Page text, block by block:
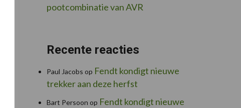
pootcombinatie van AVR
Recente reacties
Paul Jacobs op Fendt kondigt nieuwe
trekker aan deze herfst
Bart Persoon op Fendt kondigt nieuwe